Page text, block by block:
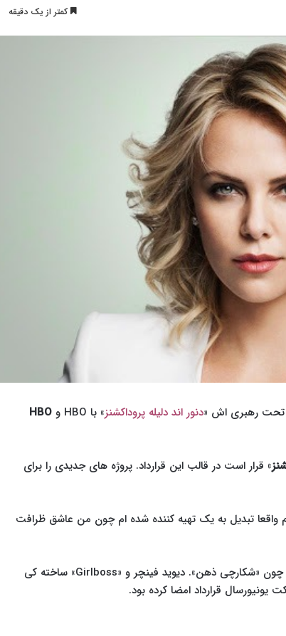
کمتر از یک دقیقه
تحت رهبری اش «دنور اند دلیله پروداکشنز» با HBO و
HBO
» قرار است در قالب این قرارداد. پروژه های جدیدی را برای
واقعا تبدیل به یک تهیه کننده شده ام چون من عاشق ظرافت
کمپانی «دنور اند دلیله پروداکشنز» پیش از این سریالهای چون «شکارچی ذهن». دیوید فینچر و «Girlboss» ساخته کی
یونیورسال قرارداد امضا کرده بود.